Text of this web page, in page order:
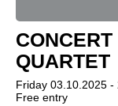
QUARTET
Friday 03.10.2025 -
Free entry